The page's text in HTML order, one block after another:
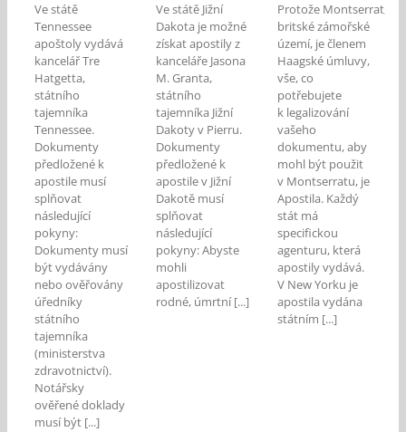
Apostila
Tennessee
Ve státě
Tennessee
apoštoly vydává
kancelář Tre
Hatgetta,
státního
tajemníka
Tennessee.
Dokumenty
předložené k
apostile musí
splňovat
následující
pokyny:
Dokumenty musí
být vydávány
nebo ověřovány
úředníky
státního
tajemníka
(ministerstva
zdravotnictví).
Notářsky
ověřené doklady
musí být [...]
názvem
Apostila
Jižní
Ve státě Jižní
Dakota je možné
získat apostily z
kanceláře Jasona
M. Granta,
státního
tajemníka Jižní
Dakoty v Pierru.
Dokumenty
předložené k
apostile v Jižní
Dakotě musí
splňovat
následující
pokyny: Abyste
mohli
apostilizovat
rodné, úmrtní [...]
s
názvem
Protože Montserrat,
britské zámořské
území, je členem
Haagské úmluvy,
vše, co
potřebujete
k legalizování
vašeho
dokumentu, aby
mohl být použit
v Montserratu, je
Apostila. Každý
stát má
specifickou
agenturu, která
apostily vydává.
V New Yorku je
apostila vydána
státním [...]